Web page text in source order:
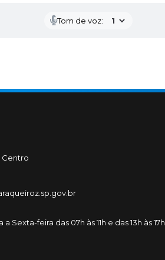
Tom de voz:
Centro
feira das 07h às 11h e das 13h às 17h